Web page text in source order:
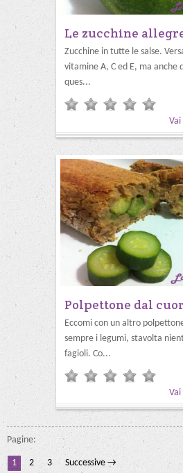
Le zucchine
Zucchine in tutte le salse.
vitamine A, C ed E, ma anche
ques...
Polpettone dal
Eccomi con un altro
sempre i legumi, stavolta
fagioli. Co...
Pagine:
1 2 3 Successive →